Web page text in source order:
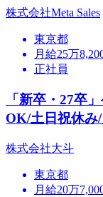
株式会社Meta Sales
東京都
月給25万
正社員
「新卒・27卒
OK/土日祝休み
株式会社大斗
東京都
月給20万